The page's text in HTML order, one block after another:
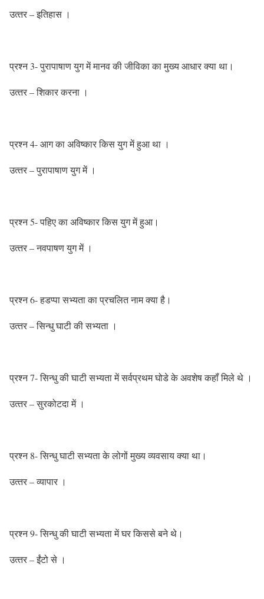
उत्‍तर – इतिहास ।
प्रश्‍न 3- पुरापाषाण युग में मानव की जीविका का मुख्‍य आधार क्‍या था।
उत्‍तर – शिकार करना ।
प्रश्‍न 4- आग का अविष्‍कार किस युग में हुआ था ।
उत्‍तर – पुरापाषाण युग में ।
प्रश्‍न 5- पहिए का अविष्‍कार किस युग में हुआ।
उत्‍तर – नवपाषण युग में ।
प्रश्‍न 6- हडप्‍पा सभ्‍यता का प्र‍चलित नाम क्‍या है।
उत्‍तर – सिन्‍धु घाटी की सभ्‍यता ।
प्रश्‍न 7- सिन्‍धु की घाटी सभ्‍यता में सर्वप्रथम घोडे के अवशेष कहॉं मिले थे ।
उत्‍तर – सुरकोटदा में ।
प्रश्‍न 8- सिन्‍धु घाटी सभ्‍यता के लोगों मुख्‍य व्‍यवसाय क्‍या था।
उत्‍तर – व्‍यापार ।
प्रश्‍न 9- सिन्‍धु की घाटी सभ्‍यता में घर किससे बने थे।
उत्‍तर – ईंटो से ।